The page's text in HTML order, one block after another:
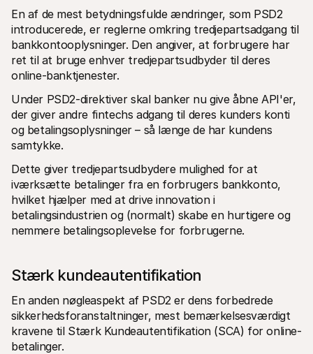
En af de mest betydningsfulde ændringer, som PSD2
introducerede, er reglerne omkring tredjepartsadgang til
bankkontooplysninger. Den angiver, at forbrugere har
ret til at bruge enhver tredjepartsudbyder til deres
online-banktjenester.
Under PSD2-direktiver skal banker nu give åbne API'er,
der giver andre fintechs adgang til deres kunders konti
og betalingsoplysninger – så længe de har kundens
samtykke.
Dette giver tredjepartsudbydere mulighed for at
iværksætte betalinger fra en forbrugers bankkonto,
hvilket hjælper med at drive innovation i
betalingsindustrien og (normalt) skabe en hurtigere og
nemmere betalingsoplevelse for forbrugerne.
Stærk kundeautentifikation
En anden nøgleaspekt af PSD2 er dens forbedrede
sikkerhedsforanstaltninger, mest bemærkelsesværdigt
kravene til Stærk Kundeautentifikation (SCA) for online-
betalinger.